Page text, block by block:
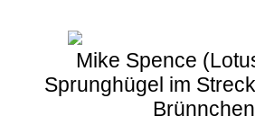
Mike Spence
Sprunghügel im
Brünnchen